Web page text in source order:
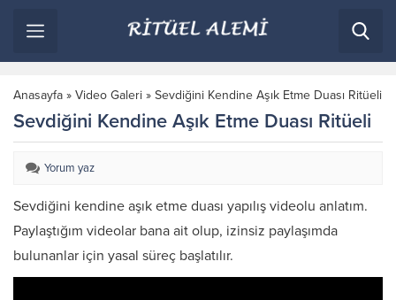
Anasayfa » Video Galeri » Sevdiğini Kendine Aşık Etme Duası Ritüeli
Sevdiğini Kendine Aşık Etme Duası Ritüeli
Yorum yaz
Sevdiğini kendine aşık etme duası yapılış videolu anlatım.
Paylaştığım videolar bana ait olup, izinsiz paylaşımda
bulunanlar için yasal süreç başlatılır.